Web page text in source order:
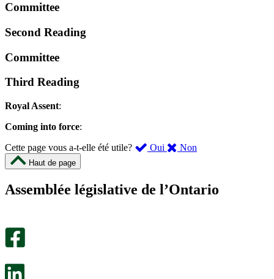
Committee
Second Reading
Committee
Third Reading
Royal Assent:
Coming into force:
Cette page vous a-t-elle été utile?
Oui ,
été
Non
m’a
Haut de page
Assemblée législative de l’Ontario